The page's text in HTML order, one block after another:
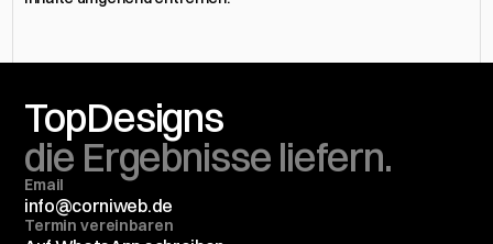
TopDesigns
die Ergebnisse liefern.
Email
info@corniweb.de
Termin vereinbaren